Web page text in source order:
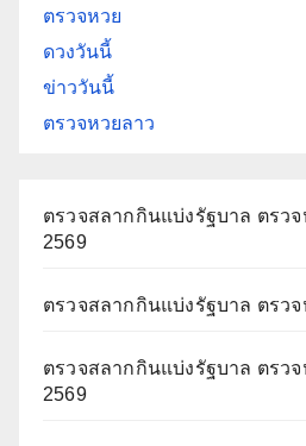
ตรวจหวย
ดวงวันนี้
ข่าววันนี้
ตรวจหวยลาว
ตรวจสลากกินแบ่งรัฐบาล ตรว
2569
ตรวจสลากกินแบ่งรัฐบาล ตรว
ตรวจสลากกินแบ่งรัฐบาล ตรว
2569